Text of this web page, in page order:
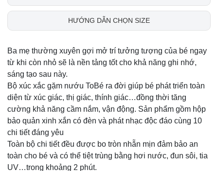
HƯỚNG DẪN CHỌN SIZE
Ba mẹ thường xuyên gợi mở trí tưởng tượng của bé ngay
từ khi còn nhỏ sẽ là nền tảng tốt cho khả năng ghi nhớ,
sáng tạo sau này.
Bộ xúc xắc gặm nướu ToBé ra đời giúp bé phát triển toàn
diện từ xúc giác, thị giác, thính giác…đồng thời tăng
cường khả năng cầm nắm, vận động. Sản phẩm gồm hộp
bảo quản xinh xắn có đèn và phát nhạc độc đáo cùng 10
chi tiết đáng yêu
Toàn bộ chi tiết đều được bo tròn nhẵn mịn đảm bảo an
toàn cho bé và có thể tiệt trùng bằng hơi nước, đun sôi, tia
UV…trong khoảng 2 phút.